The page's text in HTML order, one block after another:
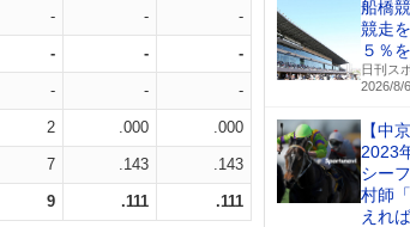
- - -
- - -
- - -
2 .000 .000
7 .143 .143
9 .111 .111
船橋
競走
５％
日刊ス
2026/8/
【中
2023
シー
村師
えれば